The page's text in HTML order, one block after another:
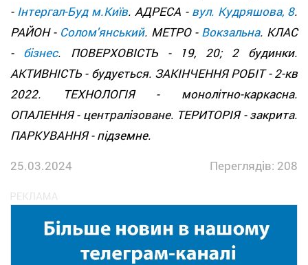
- Інтергал-Буд м.Київ. АДРЕСА - вул. Кудряшова, 8.
РАЙОН - Солом'янський. МЕТРО - Вокзальна. КЛАС
- бізнес. ПОВЕРХОВІСТЬ - 19, 20; 2 будинки.
АКТИВНІСТЬ - будується. ЗАКІНЧЕННЯ РОБІТ - 2-кв
2022. ТЕХНОЛОГІЯ - монолітно-каркасна.
ОПАЛЕННЯ - централізоване. ТЕРИТОРІЯ - закрита.
ПАРКУВАННЯ - підземне.
25.03.2024
Переглядів: 208